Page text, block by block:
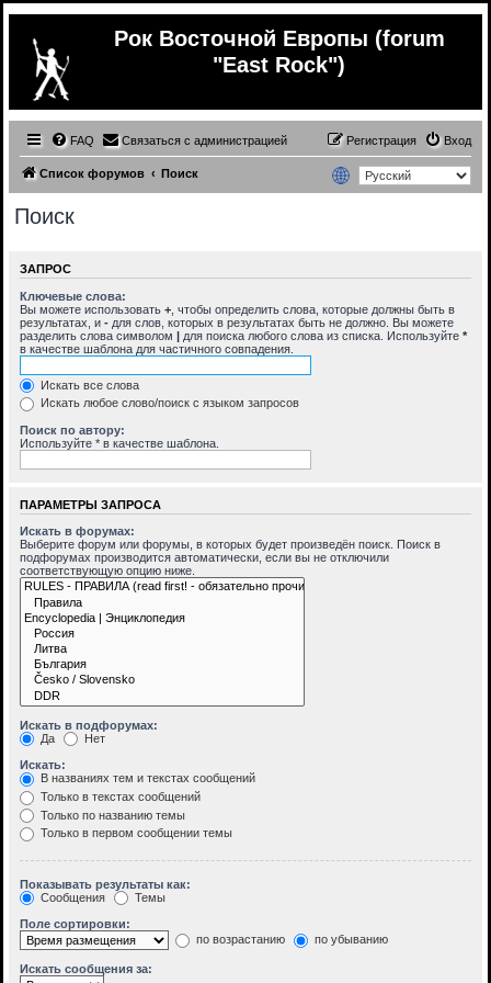
Рок Восточной Европы (forum
"East Rock")
FAQ Связаться с администрацией Вход
Регистрация
Список форумов Поиск
Поиск
ЗАПРОС
Ключевые слова:
Вы можете использовать + , чтобы определить слова, которые должны быть в
результатах, и - для слов, которых в результатах быть не должно. Вы можете
разделить слова символом | для поиска любого слова из списка. Используйте *
в качестве шаблона для частичного совпадения.
Искать все слова
Искать любое слово/поиск с языком запросов
Поиск по автору:
Используйте * в качестве шаблона.
ПАРАМЕТРЫ ЗАПРОСА
Искать в форумах:
Выберите форум или форумы, в которых будет произведён поиск. Поиск в
подфорумах производится автоматически, если вы не отключили
соответствующую опцию ниже.
Искать в подфорумах:
Да
Нет
Искать:
В названиях тем и текстах сообщений
Только в текстах сообщений
Только по названию темы
Только в первом сообщении темы
Показывать результаты как:
Сообщения
Темы
Поле сортировки:
по возрастанию
по убыванию
Искать сообщения за: